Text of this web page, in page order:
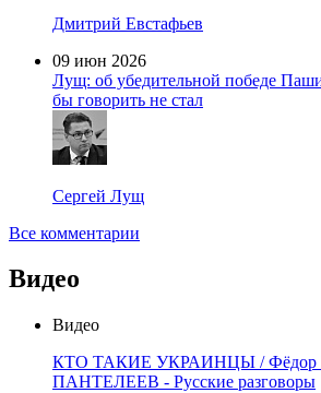
Дмитрий Евстафьев
09 июн 2026
Лущ: об убедительной победе
бы говорить не стал
Сергей Лущ
Все комментарии
Видео
Видео
КТО ТАКИЕ УКРАИНЦЫ / Фёдор
ПАНТЕЛЕЕВ - Русские разговоры